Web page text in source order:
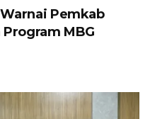
Pemkab
MBG